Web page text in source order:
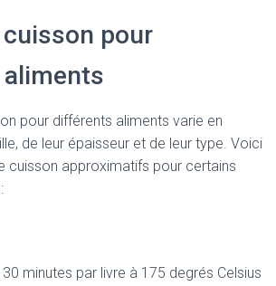
pour
pour différents aliments varie en
de leur épaisseur et de leur type. Voici
cuisson approximatifs pour certains
minutes par livre à 175 degrés Celsius